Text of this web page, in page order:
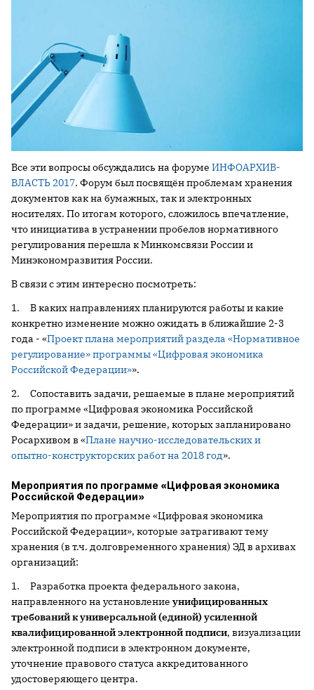
Все эти вопросы обсуждались на форуме ИНФОАРХИВ-
ВЛАСТЬ 2017. Форум был посвящён проблемам хранения
документов как на бумажных, так и электронных
носителях. По итогам которого, сложилось впечатление,
что инициатива в устранении пробелов нормативного
регулирования перешла к Минкомсвязи России и
Минэкономразвития России.
В связи с этим интересно посмотреть:
1. В каких направлениях планируются работы и какие
конкретно изменение можно ожидать в ближайшие 2-3
года - «Проект плана мероприятий раздела «Нормативное
регулирование» программы «Цифровая экономика
Российской Федерации»».
2. Сопоставить задачи, решаемые в плане мероприятий
по программе «Цифровая экономика Российской
Федерации» и задачи, решение, которых запланировано
Росархивом в «Плане научно-исследовательских и
опытно-конструкторских работ на 2018 год».
Мероприятия по программе «Цифровая экономика
Российской Федерации»
Мероприятия по программе «Цифровая экономика
Российской Федерации», которые затрагивают тему
хранения (в т.ч. долговременного хранения) ЭД в архивах
организаций:
1. Разработка проекта федерального закона,
направленного на установление унифицированных
требований к универсальной (единой) усиленной
квалифицированной электронной подписи, визуализации
электронной подписи в электронном документе,
уточнение правового статуса аккредитованного
удостоверяющего центра.